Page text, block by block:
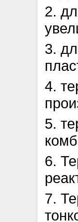
2.
3.
4.
5.
6.
7.